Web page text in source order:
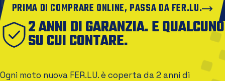
PRIMA DI COMPRARE ONLINE, PASSA DA FER.LU.
2 ANNI DI GARANZIA. E QUALCUNO
SU CUI CONTARE.
Ogni moto nuova FER.LU. è coperta da 2 anni di